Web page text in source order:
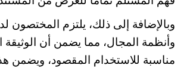
وبالإضافة إلى ذلك، يلتزم المختصون
وأنظمة المجال، مما يضمن أن الوثيقة
مناسبة للاستخدام المقصود، ويضمن